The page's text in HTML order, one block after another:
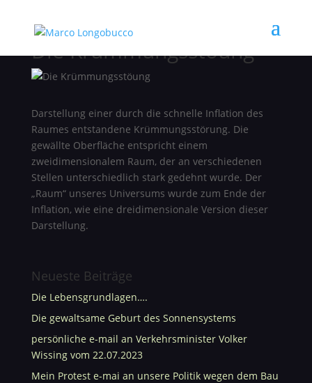
Die Krümmungsstöung
Darstellung einer durch die schnelle Inflation des
Raumes entstandene Krümmungsstörung. Die
gewällte Oberfläche entspricht einem
zweidimensionalem Raum, der an verschiedenen
Stellen unterschiedlich stark gedehnt wurde. Der
„Raum“ unseres Universums wurde zum Ende der
Inflation, wie eine dreidimensionale Version dieser
Darstellung.
Neueste Beiträge
Die Lebensgrundlagen….
Die gewaltsame Geburt des Sonnensystems
persönliche e-mail an Verkehrsminister Volker
Wissing vom 22.07.2023
Mein Protest e-mai an unsere Politik wegen dem Bau